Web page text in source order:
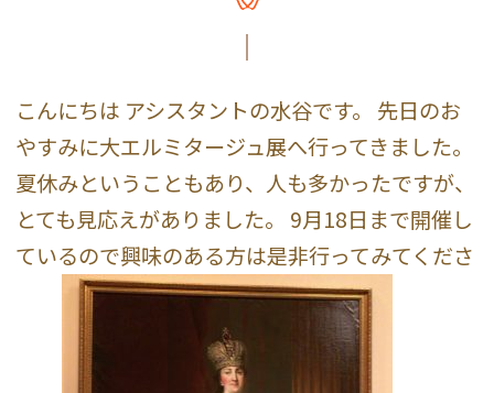
こんにちは アシスタントの水谷です。 先日のお
やすみに大エルミタージュ展へ行ってきました。
夏休みということもあり、人も多かったですが、
とても見応えがありました。 9月18日まで開催し
ているので興味のある方は是非行ってみてくださ